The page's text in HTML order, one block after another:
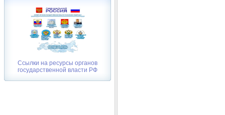
Ссылки на ресурсы органов
государственной власти РФ